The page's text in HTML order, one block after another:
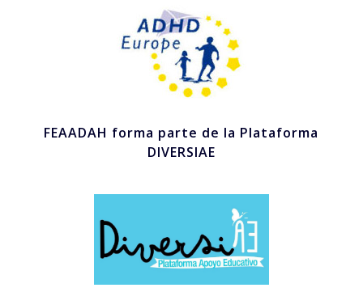
FEAADAH forma parte de la Plataforma
DIVERSIAE